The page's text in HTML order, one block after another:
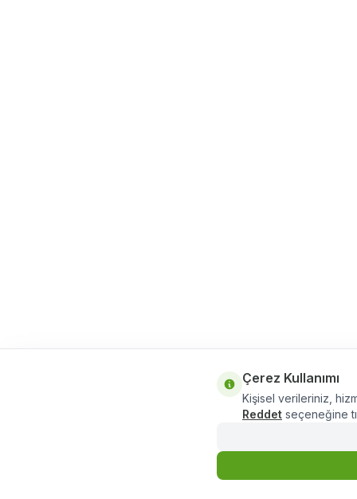
Çerez Kullanımı
Kişisel verileriniz,
Reddet seçeneğine